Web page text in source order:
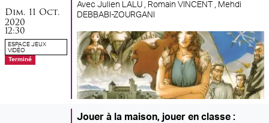
dimanche
Dim. 11 octobre
Oct.
2020
12:30
ESPACE JEUX
VIDÉO
Terminé
Avec Julien LALU , Romain VINCENT , Mehdi
DEBBABI-ZOURGANI
Jouer à la maison, jouer en classe :